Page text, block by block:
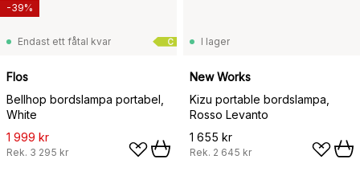
C
Endast ett fåtal kvar
Flos
Bellhop bordslampa portabel,
White
1 999 kr
Rek. 3 295 kr
-39%
I lager
New Works
Kizu portable bordslampa,
Rosso Levanto
1 655 kr
Rek. 2 645 kr